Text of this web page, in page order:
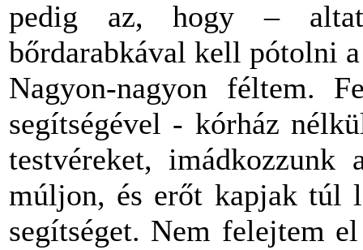
pedig az, hogy –
bőrdarabkával kell pótolni
Nagyon-nagyon féltem.
segítségével - kórház
testvéreket,
múljon, és erőt kapjak túl
segítséget. Nem felejtem